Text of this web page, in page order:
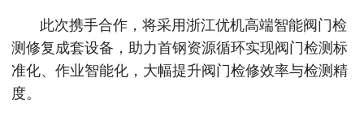
此次携手合作，将采用浙江优机高端智能阀门检
测修复成套设备，助力首钢资源循环实现阀门检测标
准化、作业智能化，大幅提升阀门检修效率与检测精
度。